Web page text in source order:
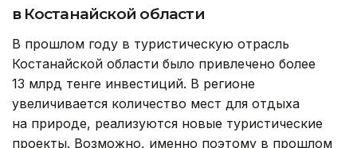
в Костанайской области
В прошлом году в туристическую отрасль
Костанайской области было привлечено более
13 млрд тенге инвестиций. В регионе
увеличивается количество мест для отдыха
на природе, реализуются новые туристические
проекты. Возможно, именно поэтому в прошлом